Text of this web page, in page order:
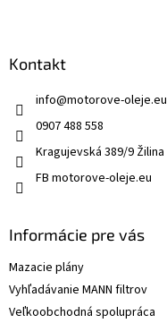
Kontakt
info@motorove-oleje.eu
0907 488 558
Kragujevská 389/9 Žilina
FB motorove-oleje.eu
Informácie pre vás
Mazacie plány
Vyhľadávanie MANN filtrov
Veľkoobchodná spolupráca